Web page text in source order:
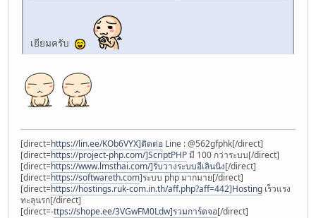
เยียมครับ
[direct=https://lin.ee/KOb6VYX]ติดต่อ Line : @562gfphk[/direct]
[direct=https://project-php.com/]ScriptPHPมี 100 กว่าระบบ[/direct]
[direct=https://www.lmsthai.com/]รับวางระบบอีเลินนิง[/direct]
[direct=https://softwareth.com]ระบบ php มากมาย[/direct]
[direct=https://hostings.ruk-com.in.th/aff.php?aff=442]Hosting เร็วแรง
ทะลุนรก[/direct]
[direct=-ttps://shope.ee/3VGwFM0Ldw]รวมการ์ดจอ[/direct]